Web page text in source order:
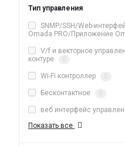
Тип управления
SNMP/SSH/Web-
Omada PRO/Приложение
V/f и векторное
контуре
0
Wi-Fi контроллер 0
Бесконтактное 0
веб интерфейс
Показать все